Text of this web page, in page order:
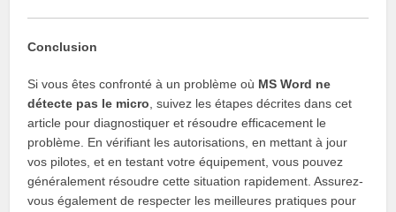
Conclusion
Si vous êtes confronté à un problème où MS Word ne
détecte pas le micro , suivez les étapes décrites dans cet
article pour diagnostiquer et résoudre efficacement le
problème. En vérifiant les autorisations, en mettant à jour
vos pilotes, et en testant votre équipement, vous pouvez
généralement résoudre cette situation rapidement. Assurez-
vous également de respecter les meilleures pratiques pour